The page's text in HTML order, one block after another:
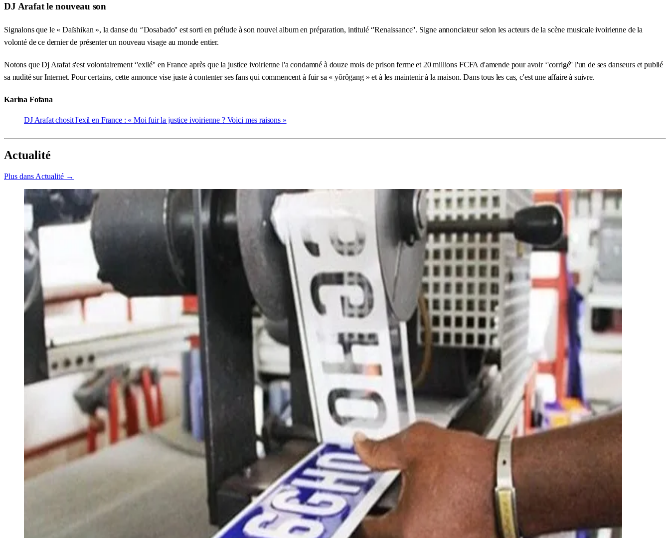
DJ Arafat le nouveau son
Signalons que le « Daïshikan », la danse du ‘'Dosabado'' est sorti en prélude à son nouvel album en préparation, intitulé ‘'Renaissance''. Signe annonciateur selon les acteurs de la scène musicale ivoirienne de la
volonté de ce dernier de présenter un nouveau visage au monde entier.
Notons que Dj Arafat s'est volontairement ‘'exilé'' en France après que la justice ivoirienne l'a condamné à douze mois de prison ferme et 20 millions FCFA d'amende pour avoir ‘'corrigé'' l'un de ses danseurs et publié
sa nudité sur Internet. Pour certains, cette annonce vise juste à contenter ses fans qui commencent à fuir sa « yôrôgang » et à les maintenir à la maison. Dans tous les cas, c'est une affaire à suivre.
Karina Fofana
DJ Arafat chosit l'exil en France : « Moi fuir la justice ivoirienne ? Voici mes raisons »
Actualité
Plus dans Actualité →